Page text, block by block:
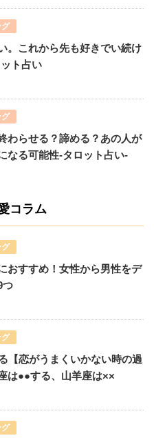
。これから先も好きでい続け
ト占い
わらせる？諦める？あの人が
なる可能性-タロット占い-
コラム
おすすめ！女性から男性をデ
つ
【恋がうまくいかない時の過
は●●する、山羊座は××